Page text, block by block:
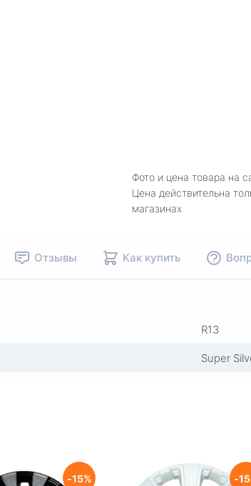
Фото и цена товара на
Цена действительна
магазинах
Отзывы Как купить
R13
Super
15 15